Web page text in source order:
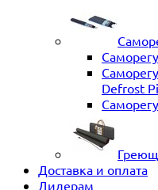
Defrost
Доставка и оплата
Дилерам